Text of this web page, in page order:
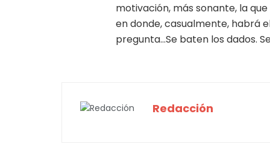
motivación, más sonante, la
en donde, casualmente, habrá
pregunta…Se baten los dados.
Redacción